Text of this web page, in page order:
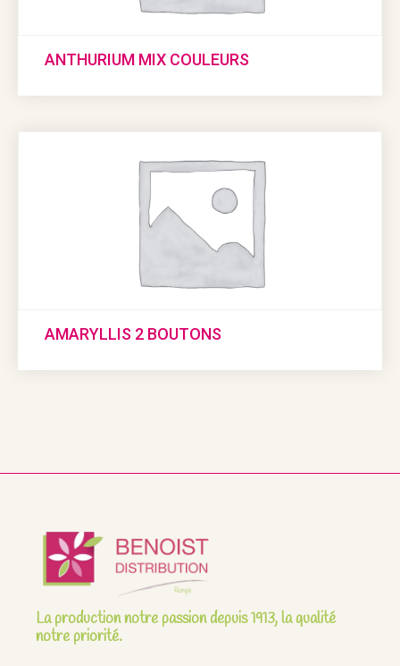
ANTHURIUM MIX COULEURS
AMARYLLIS 2 BOUTONS
La production notre passion depuis 1913, la qualité
notre priorité.